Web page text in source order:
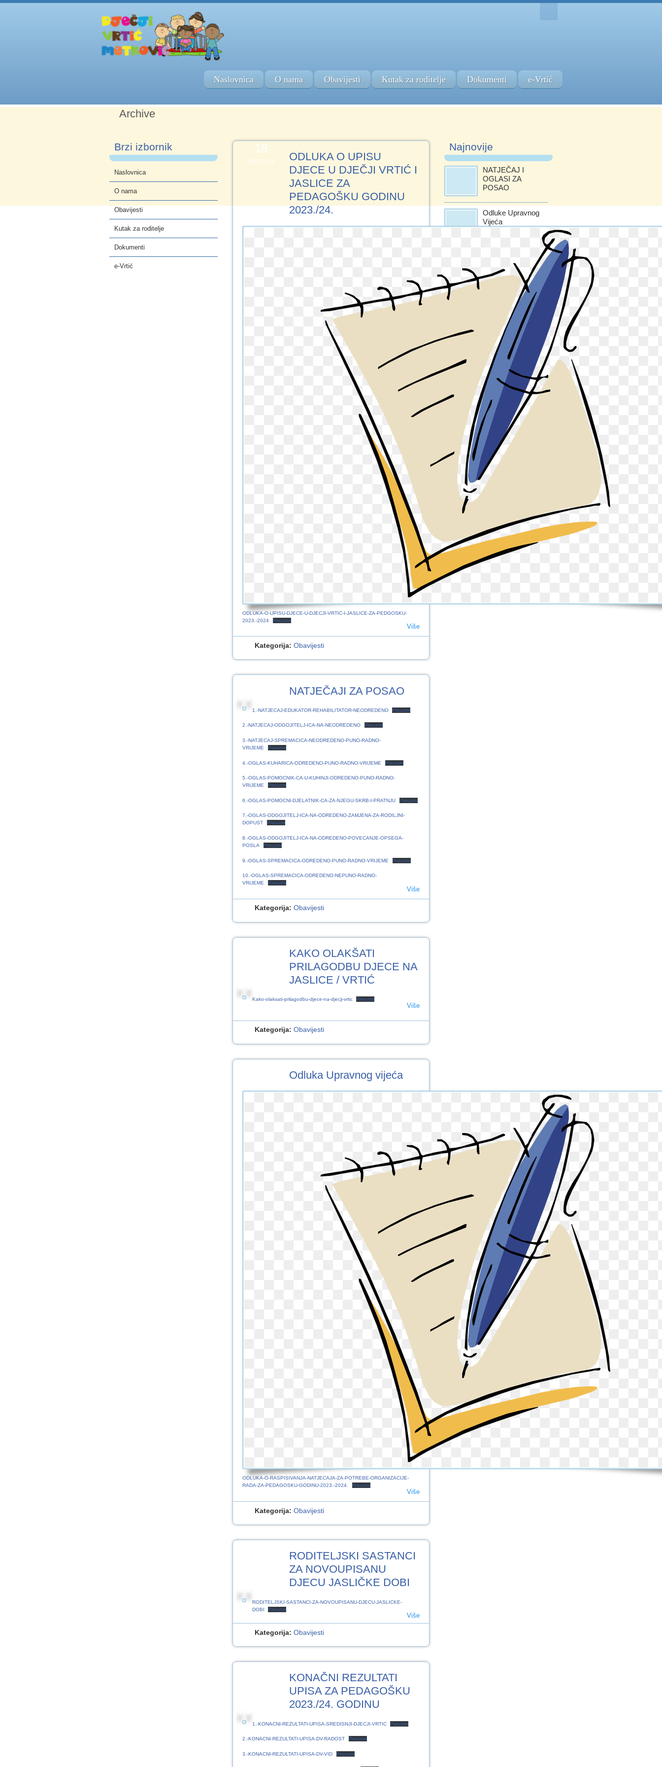
Naslovnica O nama Obavijesti Kutak za roditelje Dokumenti e-Vrtić
Archive
Brzi izbornik
Naslovnica
O nama
Obavijesti
Kutak za roditelje
Dokumenti
e-Vrtić
18
SRP.2023
ODLUKA O UPISU
DJECE U DJEČJI VRTIĆ I
JASLICE ZA
PEDAGOŠKU GODINU
2023./24.
ODLUKA-O-UPISU-DJECE-U-DJECJI-VRTIC-I-JASLICE-ZA-PEDGOSKU-
2023.-2024
Preuzmi
Više
Kategorija: Obavijesti
NATJEČAJI ZA POSAO
1.-NATJECAJ-EDUKATOR-REHABILITATOR-NEODREDENO Preuzmi
2.-NATJECAJ-ODGOJITELJ-ICA-NA-NEODREDENO Preuzmi
3.-NATJECAJ-SPREMACICA-NEODREDENO-PUNO-RADNO-
VRIJEME
Preuzmi
4.-OGLAS-KUHARICA-ODREDENO-PUNO-RADNO-VRIJEME Preuzmi
5.-OGLAS-POMOCNIK-CA-U-KUHINJI-ODREDENO-PUNO-RADNO-
VRIJEME
Preuzmi
6.-OGLAS-POMOCNI-DJELATNIK-CA-ZA-NJEGU-SKRB-I-PRATNJU Preuzmi
7.-OGLAS-ODGOJITELJ-ICA-NA-ODREDENO-ZAMJENA-ZA-RODILJNI-
DOPUST
Preuzmi
8.-OGLAS-ODGOJITELJ-ICA-NA-ODREDENO-POVECANJE-OPSEGA-
POSLA
Preuzmi
9.-OGLAS-SPREMACICA-ODREDENO-PUNO-RADNO-VRIJEME Preuzmi
10.-OGLAS-SPREMACICA-ODREDENO-NEPUNO-RADNO-
VRIJEME
Preuzmi
Više
Kategorija: Obavijesti
KAKO OLAKŠATI
PRILAGODBU DJECE NA
JASLICE / VRTIĆ
Kako-olaksati-prilagodbu-djece-na-djecji-vrtic Preuzmi
Više
Kategorija: Obavijesti
Odluka Upravnog vijeća
ODLUKA-O-RASPISIVANJA-NATJECAJA-ZA-POTREBE-ORGANIZACIJE-
RADA-ZA-PEDAGOSKU-GODINU-2023.-2024.
Preuzmi
Više
Kategorija: Obavijesti
RODITELJSKI SASTANCI
ZA NOVOUPISANU
DJECU JASLIČKE DOBI
RODITELJSKI-SASTANCI-ZA-NOVOUPISANU-DJECU-JASLICKE-
DOBI
Preuzmi
Više
Kategorija: Obavijesti
KONAČNI REZULTATI
UPISA ZA PEDAGOŠKU
2023./24. GODINU
1.-KONACNI-REZULTATI-UPISA-SREDISNJI-DJECJI-VRTIC Preuzmi
2.-KONACNI-REZULTATI-UPISA-DV-RADOST Preuzmi
3.-KONACNI-REZULTATI-UPISA-DV-VID Preuzmi
Najnovije
NATJEČAJ I
OGLASI ZA
POSAO
Odluke Upravnog
Vijeća
KONAČNI
REZULTATI UPISA
ZA PEDAGOŠKU
2026./27. GODINU
RODITELJSKI
SASTANAK ZA
RODITELJE
DJECE JASLIČKE
Poštovani roditelji, Za novoupisanu
Kontakt